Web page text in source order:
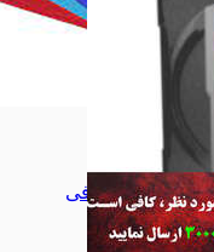
تابلو کاشی
مجموعه جلا
مجموعه کوفی
ویژه